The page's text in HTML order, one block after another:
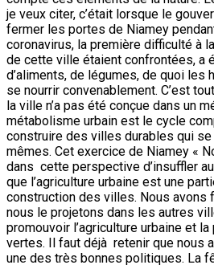
je veux citer, c’était lorsque le
fermer les portes de Niamey
coronavirus, la première difficulté à
de cette ville étaient confrontées, a
d’aliments, de légumes, de quoi les
se nourrir convenablement. C’est
la ville n’a pas été conçue dans un
métabolisme urbain est le cycle
construire des villes durables qui
mêmes. Cet exercice de Niamey «
dans cette perspective d’insuffler
que l’agriculture urbaine est une
construction des villes. Nous avons
nous le projetons dans les autres
promouvoir l’agriculture urbaine et
vertes. Il faut déjà retenir que nous
une des très bonnes politiques. La